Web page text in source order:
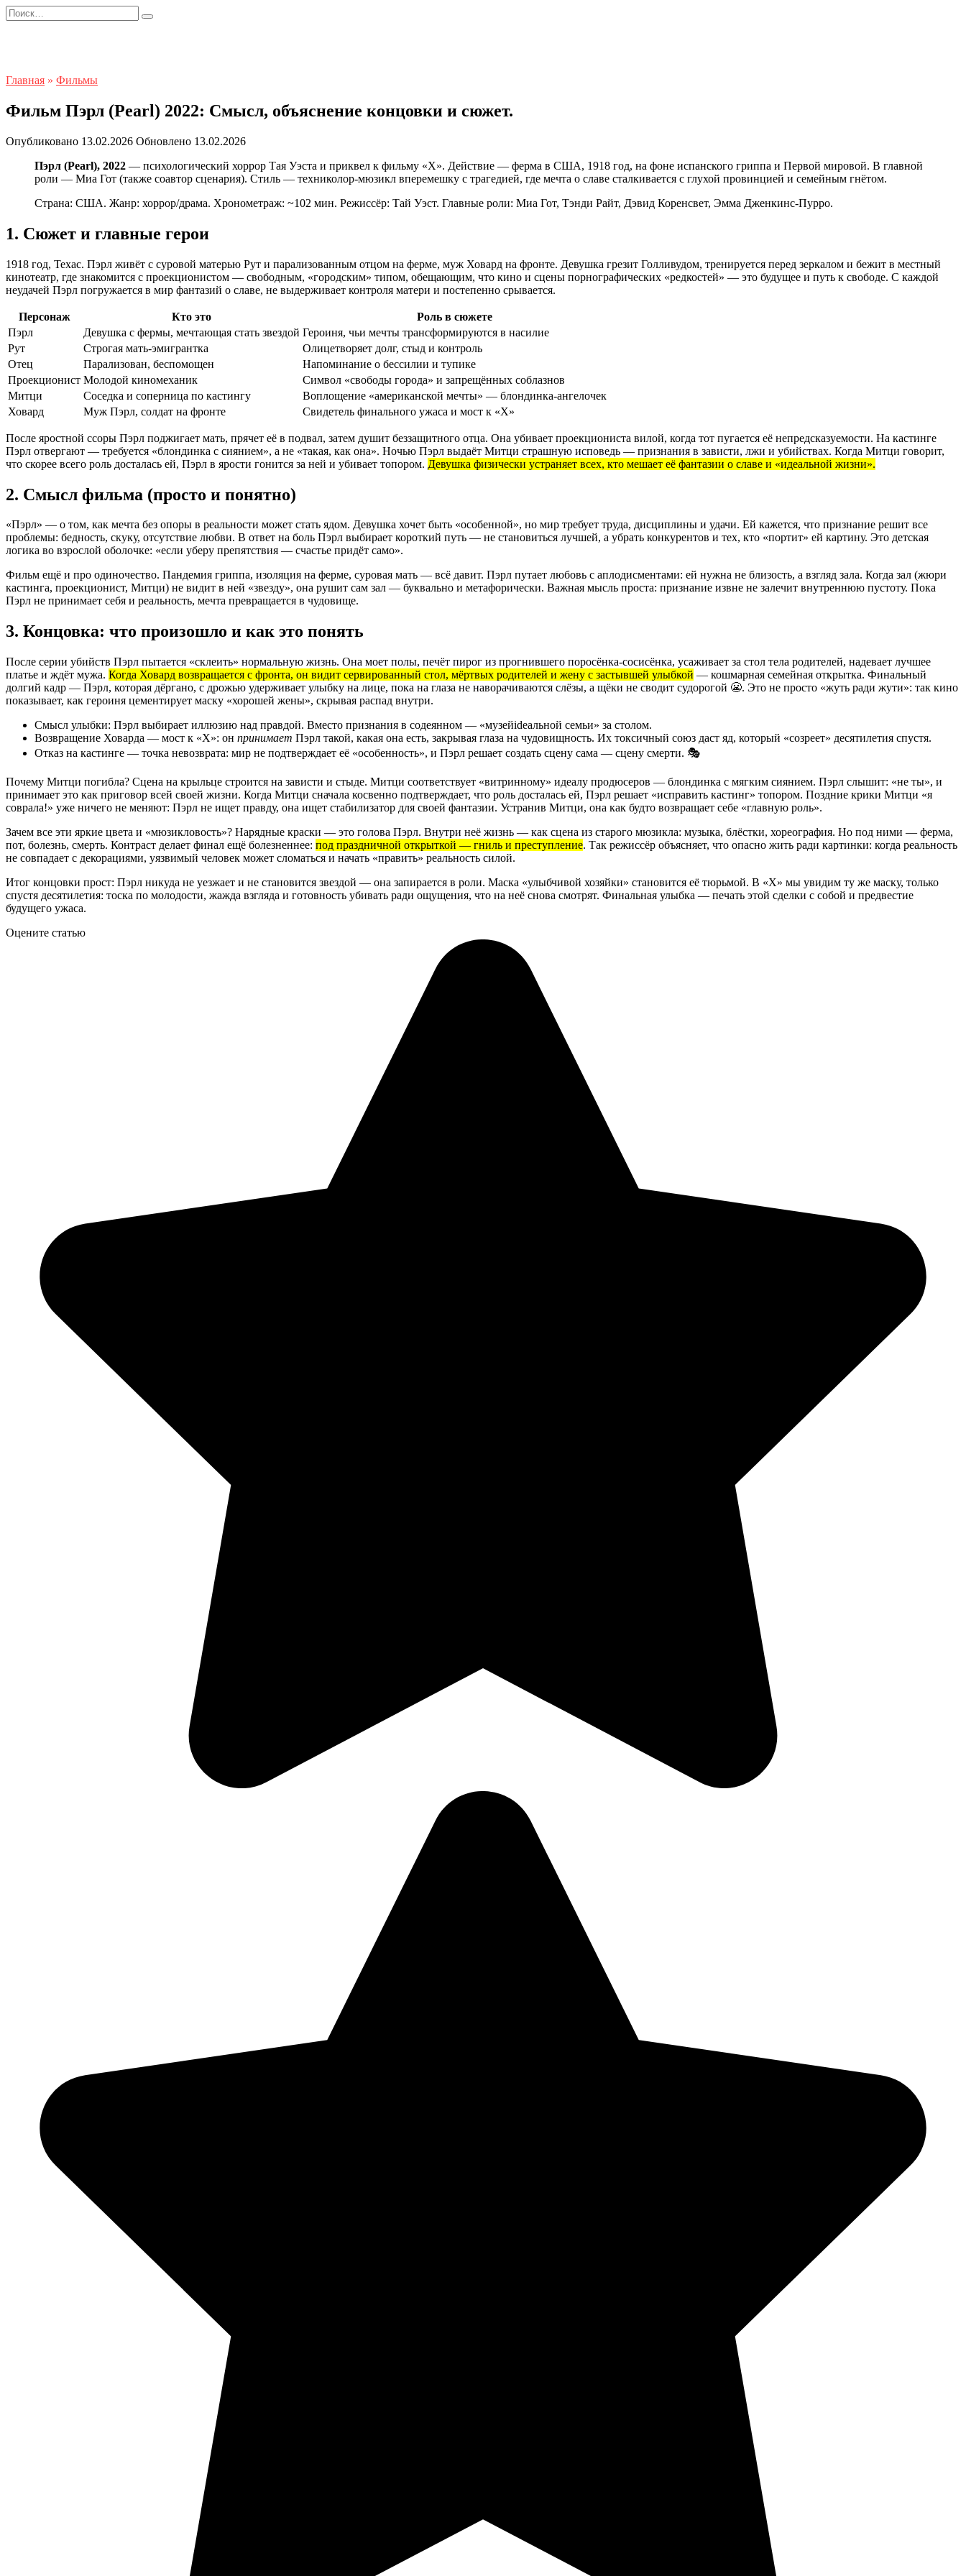
Перейти
к
Search
for:
Главная » Фильмы
Фильм Пэрл (Pearl) 2022: Смысл, объяснение концовки и сюжет.
Опубликовано 13.02.2026 Обновлено 13.02.2026
Пэрл (Pearl), 2022 — психологический хоррор Тая Уэста и приквел к фильму «X». Действие — ферма в США, 1918 год, на фоне испанского гриппа и Первой мировой. В главной
роли — Миа Гот (также соавтор сценария). Стиль — техниколор-мюзикл вперемешку с трагедией, где мечта о славе сталкивается с глухой провинцией и семейным гнётом.
Страна: США. Жанр: хоррор/драма. Хронометраж: ~102 мин. Режиссёр: Тай Уэст. Главные роли: Миа Гот, Тэнди Райт, Дэвид Коренсвет, Эмма Дженкинс-Пурро.
1. Сюжет и главные герои
1918 год, Техас. Пэрл живёт с суровой матерью Рут и парализованным отцом на ферме, муж Ховард на фронте. Девушка грезит Голливудом, тренируется перед зеркалом и бежит в местный
кинотеатр, где знакомится с проекционистом — свободным, «городским» типом, обещающим, что кино и сцены порнографических «редкостей» — это будущее и путь к свободе. С каждой
неудачей Пэрл погружается в мир фантазий о славе, не выдерживает контроля матери и постепенно срывается.
Персонаж Кто это
Роль в сюжете
Пэрл
Девушка с фермы, мечтающая стать звездой Героиня, чьи мечты трансформируются в насилие
Рут
Строгая мать-эмигрантка
Олицетворяет долг, стыд и контроль
Отец
Парализован, беспомощен
Напоминание о бессилии и тупике
Проекционист Молодой киномеханик
Символ «свободы города» и запрещённых соблазнов
Митци
Соседка и соперница по кастингу
Воплощение «американской мечты» — блондинка-ангелочек
Ховард
Муж Пэрл, солдат на фронте Свидетель финального ужаса и мост к «X»
После яростной ссоры Пэрл поджигает мать, прячет её в подвал, затем душит беззащитного отца. Она убивает проекциониста вилой, когда тот пугается её непредсказуемости. На кастинге
Пэрл отвергают — требуется «блондинка с сиянием», а не «такая, как она». Ночью Пэрл выдаёт Митци страшную исповедь — признания в зависти, лжи и убийствах. Когда Митци говорит,
что скорее всего роль досталась ей, Пэрл в ярости гонится за ней и убивает топором. Девушка физически устраняет всех, кто мешает её фантазии о славе и «идеальной жизни».
2. Смысл фильма (просто и понятно)
«Пэрл» — о том, как мечта без опоры в реальности может стать ядом. Девушка хочет быть «особенной», но мир требует труда, дисциплины и удачи. Ей кажется, что признание решит все
проблемы: бедность, скуку, отсутствие любви. В ответ на боль Пэрл выбирает короткий путь — не становиться лучшей, а убрать конкурентов и тех, кто «портит» ей картину. Это детская
логика во взрослой оболочке: «если уберу препятствия — счастье придёт само».
Фильм ещё и про одиночество. Пандемия гриппа, изоляция на ферме, суровая мать — всё давит. Пэрл путает любовь с аплодисментами: ей нужна не близость, а взгляд зала. Когда зал (жюри
кастинга, проекционист, Митци) не видит в ней «звезду», она рушит сам зал — буквально и метафорически. Важная мысль проста: признание извне не залечит внутреннюю пустоту. Пока
Пэрл не принимает себя и реальность, мечта превращается в чудовище.
3. Концовка: что произошло и как это понять
После серии убийств Пэрл пытается «склеить» нормальную жизнь. Она моет полы, печёт пирог из прогнившего поросёнка-сосисёнка, усаживает за стол тела родителей, надевает лучшее
платье и ждёт мужа. Когда Ховард возвращается с фронта, он видит сервированный стол, мёртвых родителей и жену с застывшей улыбкой — кошмарная семейная открытка. Финальный
долгий кадр — Пэрл, которая дёргано, с дрожью удерживает улыбку на лице, пока на глаза не наворачиваются слёзы, а щёки не сводит судорогой 😬. Это не просто «жуть ради жути»: так кино
показывает, как героиня цементирует маску «хорошей жены», скрывая распад внутри.
Смысл улыбки: Пэрл выбирает иллюзию над правдой. Вместо признания в содеянном — «музейideальной семьи» за столом.
Возвращение Ховарда — мост к «X»: он принимает Пэрл такой, какая она есть, закрывая глаза на чудовищность. Их токсичный союз даст яд, который «созреет» десятилетия спустя.
Отказ на кастинге — точка невозврата: мир не подтверждает её «особенность», и Пэрл решает создать сцену сама — сцену смерти. 🎭
Почему Митци погибла? Сцена на крыльце строится на зависти и стыде. Митци соответствует «витринному» идеалу продюсеров — блондинка с мягким сиянием. Пэрл слышит: «не ты», и
принимает это как приговор всей своей жизни. Когда Митци сначала косвенно подтверждает, что роль досталась ей, Пэрл решает «исправить кастинг» топором. Поздние крики Митци «я
соврала!» уже ничего не меняют: Пэрл не ищет правду, она ищет стабилизатор для своей фантазии. Устранив Митци, она как будто возвращает себе «главную роль».
Зачем все эти яркие цвета и «мюзикловость»? Нарядные краски — это голова Пэрл. Внутри неё жизнь — как сцена из старого мюзикла: музыка, блёстки, хореография. Но под ними — ферма,
пот, болезнь, смерть. Контраст делает финал ещё болезненнее: под праздничной открыткой — гниль и преступление. Так режиссёр объясняет, что опасно жить ради картинки: когда реальность
не совпадает с декорациями, уязвимый человек может сломаться и начать «править» реальность силой.
Итог концовки прост: Пэрл никуда не уезжает и не становится звездой — она запирается в роли. Маска «улыбчивой хозяйки» становится её тюрьмой. В «X» мы увидим ту же маску, только
спустя десятилетия: тоска по молодости, жажда взгляда и готовность убивать ради ощущения, что на неё снова смотрят. Финальная улыбка — печать этой сделки с собой и предвестие
будущего ужаса.
Оцените статью